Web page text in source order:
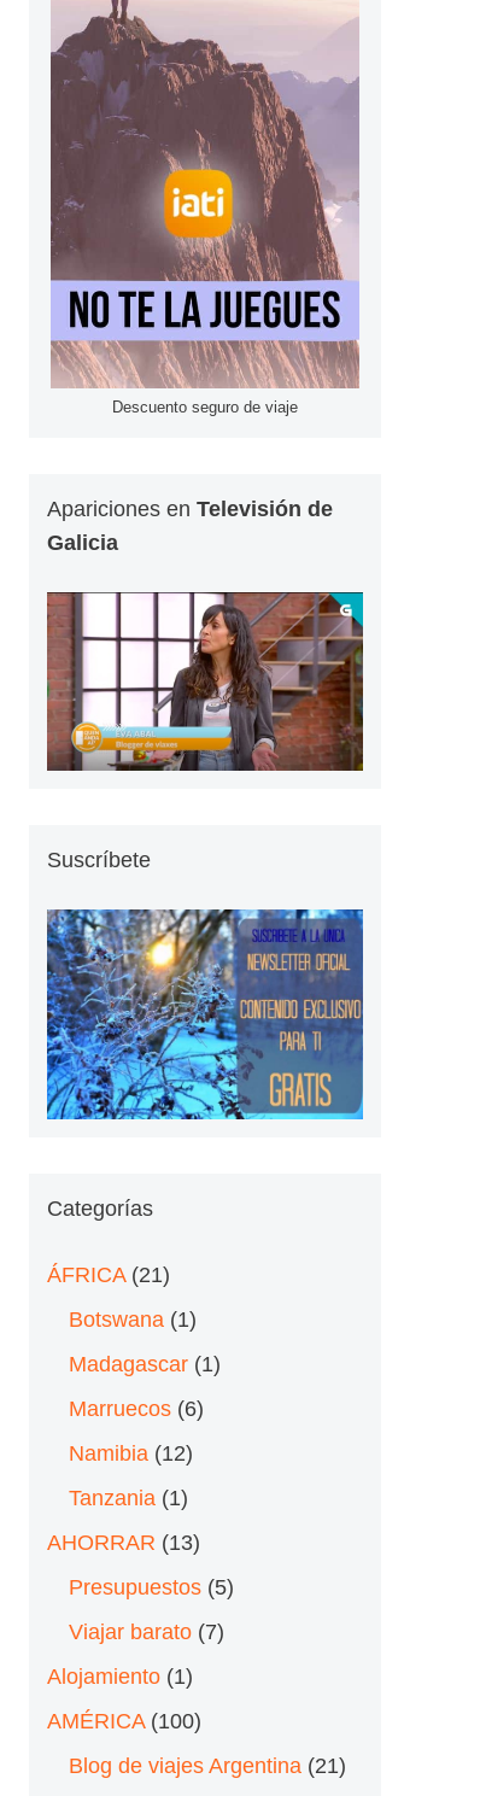
Descuento seguro de viaje
Apariciones en Televisión de
Galicia
Suscríbete
Categorías
ÁFRICA(21)
Botswana (1)
Madagascar(1)
Marruecos(6)
Namibia (12)
Tanzania (1)
AHORRAR (13)
Presupuestos(5)
Viajar barato(7)
Alojamiento(1)
AMÉRICA(100)
Blog de viajes Argentina (21)